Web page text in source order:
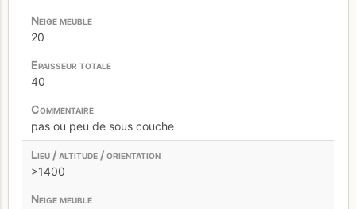
20
40
pas ou peu de sous couche
>1400